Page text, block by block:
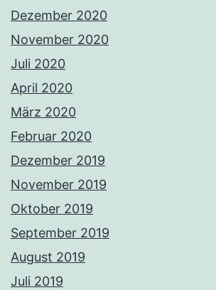
Dezember 2020
November 2020
Juli 2020
April 2020
März 2020
Februar 2020
Dezember 2019
November 2019
Oktober 2019
September 2019
August 2019
Juli 2019